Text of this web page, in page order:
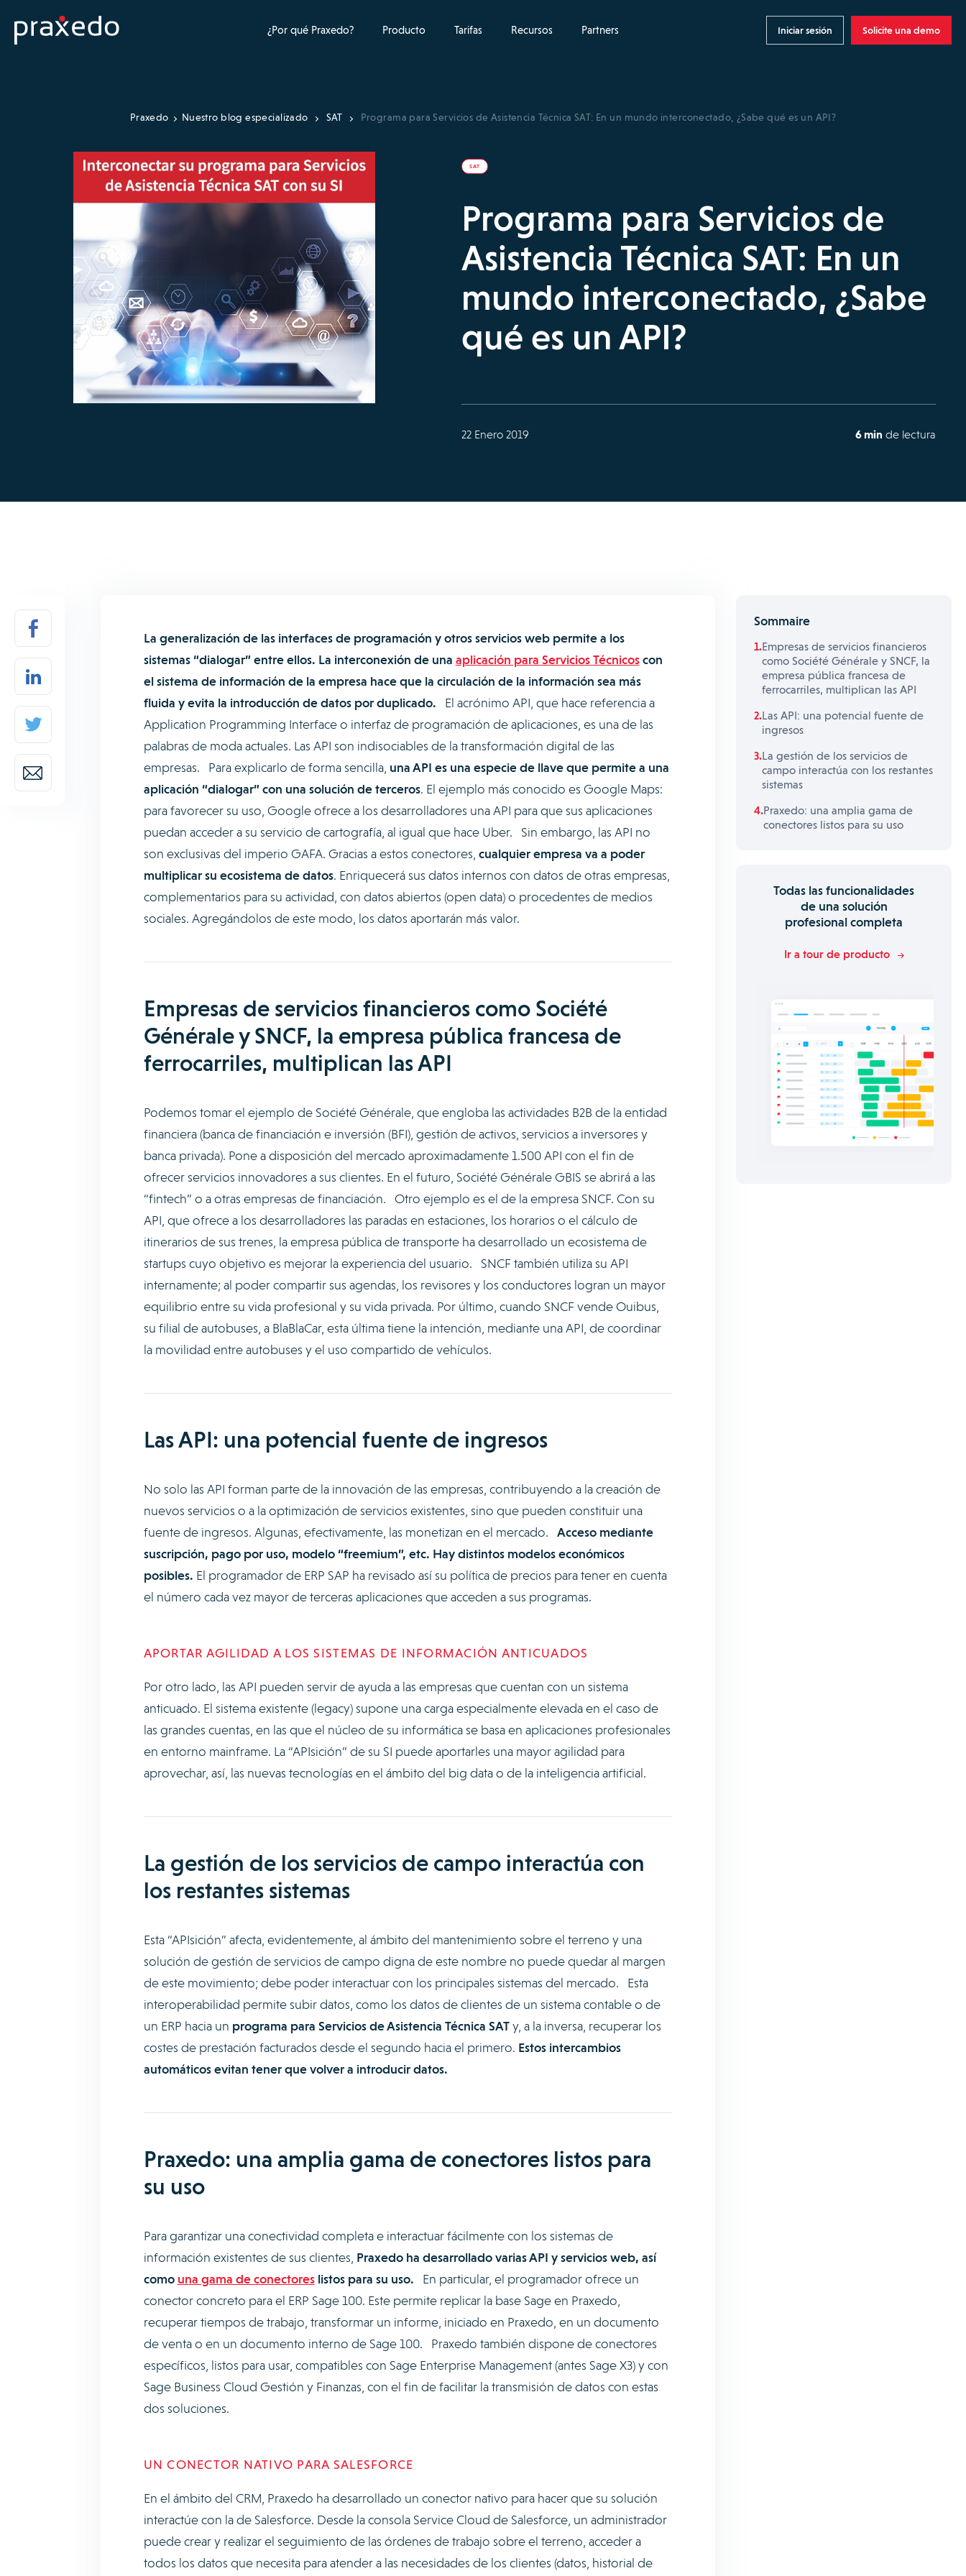
¿Por qué Praxedo? Producto Tarifas Recursos Partners Iniciar sesión Solicite una demo
Praxedo Nuestro blog especializado SAT Programa para Servicios de Asistencia Técnica SAT: En un mundo interconectado, ¿Sabe qué es un API?
SAT
Programa para Servicios de
Asistencia Técnica SAT: En un
mundo interconectado, ¿Sabe
qué es un API?
22 Enero 2019 6 min de lectura
La generalización de las interfaces de programación y otros servicios web permite a los
sistemas “dialogar” entre ellos. La interconexión de una aplicación para Servicios Técnicoscon
el sistema de información de la empresa hace que la circulación de la información sea más
fluida y evita la introducción de datos por duplicado. El acrónimo API, que hace referencia a
Application Programming Interface o interfaz de programación de aplicaciones, es una de las
palabras de moda actuales. Las API son indisociables de la transformación digital de las
empresas. Para explicarlo de forma sencilla, una API es una especie de llave que permite a una
aplicación “dialogar” con una solución de terceros. El ejemplo más conocido es Google Maps:
para favorecer su uso, Google ofrece a los desarrolladores una API para que sus aplicaciones
puedan acceder a su servicio de cartografía, al igual que hace Uber. Sin embargo, las API no
son exclusivas del imperio GAFA. Gracias a estos conectores, cualquier empresa va a poder
multiplicar su ecosistema de datos. Enriquecerá sus datos internos con datos de otras empresas,
complementarios para su actividad, con datos abiertos (open data) o procedentes de medios
sociales. Agregándolos de este modo, los datos aportarán más valor.
Empresas de servicios financieros como Société
Générale y SNCF, la empresa pública francesa de
ferrocarriles, multiplican las API
Podemos tomar el ejemplo de Société Générale, que engloba las actividades B2B de la entidad
financiera (banca de financiación e inversión (BFI), gestión de activos, servicios a inversores y
banca privada). Pone a disposición del mercado aproximadamente 1.500 API con el fin de
ofrecer servicios innovadores a sus clientes. En el futuro, Société Générale GBIS se abrirá a las
“fintech” o a otras empresas de financiación. Otro ejemplo es el de la empresa SNCF. Con su
API, que ofrece a los desarrolladores las paradas en estaciones, los horarios o el cálculo de
itinerarios de sus trenes, la empresa pública de transporte ha desarrollado un ecosistema de
startups cuyo objetivo es mejorar la experiencia del usuario. SNCF también utiliza su API
internamente; al poder compartir sus agendas, los revisores y los conductores logran un mayor
equilibrio entre su vida profesional y su vida privada. Por último, cuando SNCF vende Ouibus,
su filial de autobuses, a BlaBlaCar, esta última tiene la intención, mediante una API, de coordinar
la movilidad entre autobuses y el uso compartido de vehículos.
Las API: una potencial fuente de ingresos
No solo las API forman parte de la innovación de las empresas, contribuyendo a la creación de
nuevos servicios o a la optimización de servicios existentes, sino que pueden constituir una
fuente de ingresos. Algunas, efectivamente, las monetizan en el mercado. Acceso mediante
suscripción, pago por uso, modelo “freemium”, etc. Hay distintos modelos económicos
posibles. El programador de ERP SAP ha revisado así su política de precios para tener en cuenta
el número cada vez mayor de terceras aplicaciones que acceden a sus programas.
APORTAR AGILIDAD A LOS SISTEMAS DE INFORMACIÓN ANTICUADOS
Por otro lado, las API pueden servir de ayuda a las empresas que cuentan con un sistema
anticuado. El sistema existente (legacy) supone una carga especialmente elevada en el caso de
las grandes cuentas, en las que el núcleo de su informática se basa en aplicaciones profesionales
en entorno mainframe. La “APIsición” de su SI puede aportarles una mayor agilidad para
aprovechar, así, las nuevas tecnologías en el ámbito del big data o de la inteligencia artificial.
La gestión de los servicios de campo interactúa con
los restantes sistemas
Esta “APIsición” afecta, evidentemente, al ámbito del mantenimiento sobre el terreno y una
solución de gestión de servicios de campo digna de este nombre no puede quedar al margen
de este movimiento; debe poder interactuar con los principales sistemas del mercado. Esta
interoperabilidad permite subir datos, como los datos de clientes de un sistema contable o de
un ERP hacia un programa para Servicios de Asistencia Técnica SATy, a la inversa, recuperar los
costes de prestación facturados desde el segundo hacia el primero. Estos intercambios
automáticos evitan tener que volver a introducir datos.
Praxedo: una amplia gama de conectores listos para
su uso
Para garantizar una conectividad completa e interactuar fácilmente con los sistemas de
información existentes de sus clientes, Praxedo ha desarrollado varias API y servicios web, así
como una gama de conectoreslistos para su uso. En particular, el programador ofrece un
conector concreto para el ERP Sage 100. Este permite replicar la base Sage en Praxedo,
recuperar tiempos de trabajo, transformar un informe, iniciado en Praxedo, en un documento
de venta o en un documento interno de Sage 100. Praxedo también dispone de conectores
específicos, listos para usar, compatibles con Sage Enterprise Management (antes Sage X3) y con
Sage Business Cloud Gestión y Finanzas, con el fin de facilitar la transmisión de datos con estas
dos soluciones.
UN CONECTOR NATIVO PARA SALESFORCE
En el ámbito del CRM, Praxedo ha desarrollado un conector nativo para hacer que su solución
interactúe con la de Salesforce. Desde la consola Service Cloud de Salesforce, un administrador
puede crear y realizar el seguimiento de las órdenes de trabajo sobre el terreno, acceder a
todos los datos que necesita para atender a las necesidades de los clientes (datos, historial de
Sommaire
Empresas de servicios financieros
como Société Générale y SNCF, la
empresa pública francesa de
ferrocarriles, multiplican las API
Las API: una potencial fuente de
ingresos
La gestión de los servicios de
campo interactúa con los restantes
sistemas
Praxedo: una amplia gama de
conectores listos para su uso
Todas las funcionalidades
de una solución
profesional completa
Ir a tour de producto